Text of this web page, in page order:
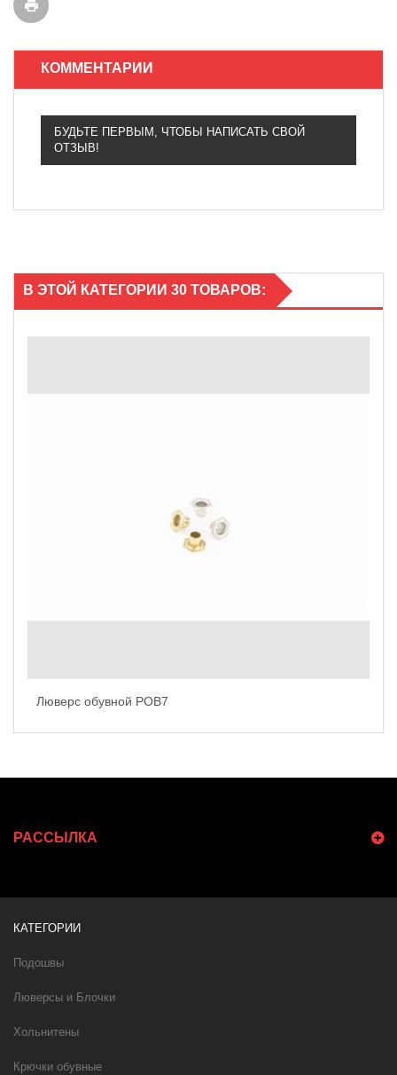
КОММЕНТАРИИ
БУДЬТЕ ПЕРВЫМ, ЧТОБЫ НАПИСАТЬ СВОЙ
ОТЗЫВ!
В ЭТОЙ КАТЕГОРИИ 30 ТОВАРОВ:
Люверс обувной POB7
РАССЫЛКА
КАТЕГОРИИ
Подошвы
Люверсы и Блочки
Хольнитены
Крючки обувные